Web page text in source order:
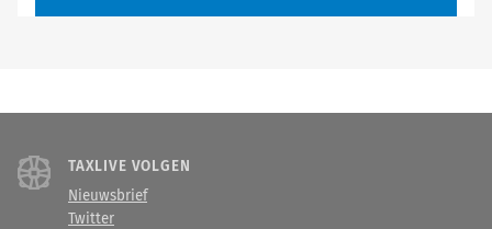
TAXLIVE VOLGEN
Nieuwsbrief
Twitter